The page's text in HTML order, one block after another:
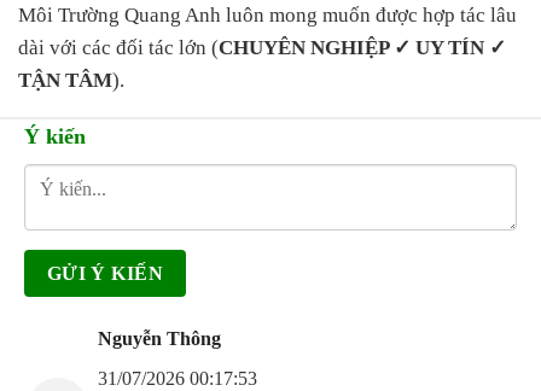
Môi Trường Quang Anh luôn mong muốn được hợp tác lâu
dài với các đối tác lớn (CHUYÊN NGHIỆP ✓ UY TÍN ✓
TẬN TÂM).
Ý kiến
Nguyễn Thông
31/07/2026 00:17:53